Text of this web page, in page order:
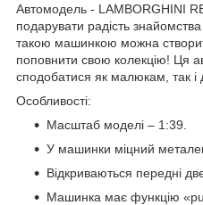
Автомодель - LAMBORGHINI
подарувати радість
такою машинкою можна
поповнити свою колекцію! Ця
сподобатися як малюкам, так і
Особливості:
Масштаб моделі – 1:39.
У машинки міцний
Відкриваються передні
Машинка має функцію